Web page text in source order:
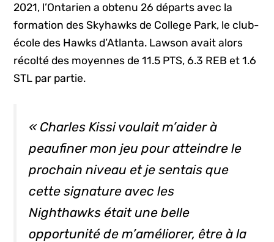
2021, l’Ontarien a obtenu 26 départs avec la
formation des Skyhawks de College Park, le club-
école des Hawks d’Atlanta. Lawson avait alors
récolté des moyennes de 11.5 PTS, 6.3 REB et 1.6
STL par partie.
« Charles Kissi voulait m’aider à
peaufiner mon jeu pour atteindre le
prochain niveau et je sentais que
cette signature avec les
Nighthawks était une belle
opportunité de m’améliorer, être à la